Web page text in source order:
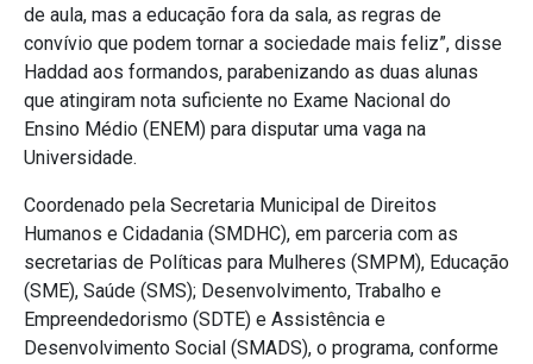
de aula, mas a educação fora da sala, as regras de
convívio que podem tornar a sociedade mais feliz”, disse
Haddad aos formandos, parabenizando as duas alunas
que atingiram nota suficiente no Exame Nacional do
Ensino Médio (ENEM) para disputar uma vaga na
Universidade.
Coordenado pela Secretaria Municipal de Direitos
Humanos e Cidadania (SMDHC), em parceria com as
secretarias de Políticas para Mulheres (SMPM), Educação
(SME), Saúde (SMS); Desenvolvimento, Trabalho e
Empreendedorismo (SDTE) e Assistência e
Desenvolvimento Social (SMADS), o programa, conforme